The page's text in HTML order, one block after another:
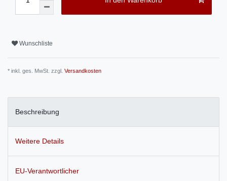
Wunschliste
* inkl. ges. MwSt. zzgl. Versandkosten
Beschreibung
Weitere Details
EU-Verantwortlicher